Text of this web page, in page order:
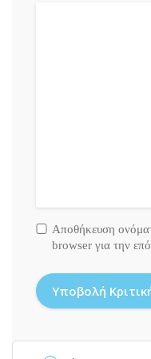
Αποθήκευση
browser για την